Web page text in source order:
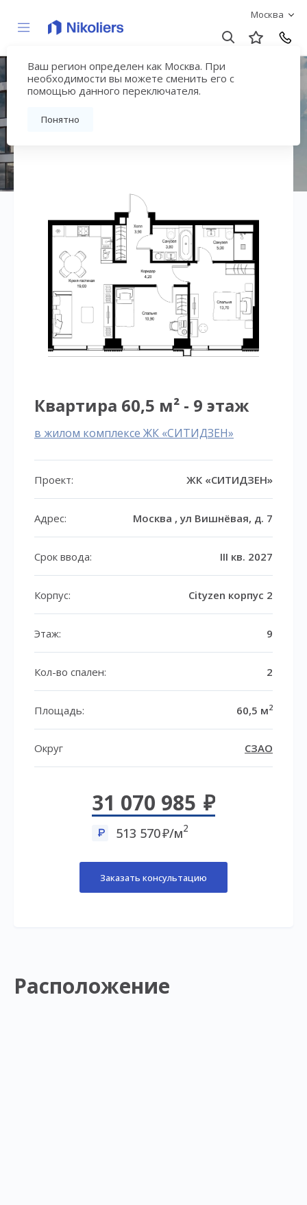
Москва
Ваш регион определен как Москва. При
необходимости вы можете сменить его с
помощью данного переключателя.
Понятно
ЖК «СИТИДЗЕН»
Вернуться на страницу жилого комплекса
Квартира 60,5 м² - 9 этаж
в жилом комплексе ЖК «СИТИДЗЕН»
Проект: ЖК «СИТИДЗЕН»
Адрес: Москва , ул Вишнёвая, д. 7
Срок ввода: III кв. 2027
Корпус: Cityzen корпус 2
Этаж: 9
Кол-во спален: 2
Площадь: 60,5 м2
Округ СЗАО
31 070 985
513 570 /м2
Заказать консультацию
Расположение